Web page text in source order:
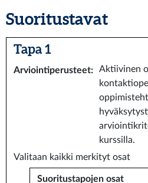
Suoritustavat
Tapa 1
Arviointiperusteet:
Aktiivinen
kurssilla.
Valitaan kaikki merkityt osat
Suoritustapojen osat